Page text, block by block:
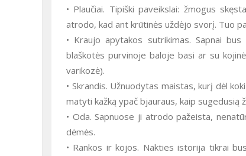
• Plaučiai. Tipiški paveikslai: žmogus
atrodo, kad ant krūtinės uždėjo svorį. Tuo
• Kraujo apytakos sutrikimas. Sapnai
blaškotės purvinoje baloje basi ar su
varikozė).
• Skrandis. Užnuodytas maistas, kurį dėl
matyti kažką ypač bjauraus, kaip sugedusią
• Oda. Sapnuose ji atrodo pažeista,
dėmės.
• Rankos ir kojos. Nakties istorija tikrai